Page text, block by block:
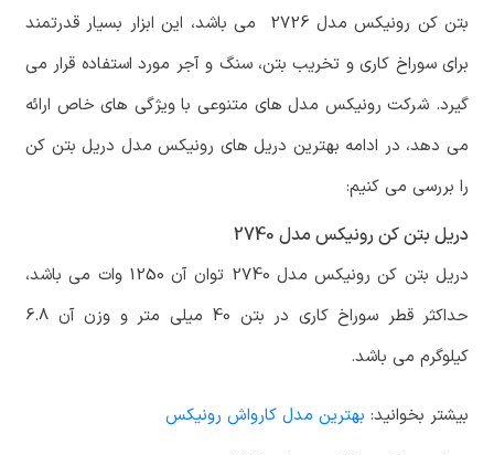
بتن کن رونیکس مدل 2726 می باشد، این ابزار بسیار قدرتمند
برای سوراخ کاری و تخریب بتن، سنگ و آجر مورد استفاده قرار می
گیرد. شرکت رونیکس مدل های متنوعی با ویژگی های خاص ارائه
می دهد، در ادامه بهترین دریل های رونیکس مدل دریل بتن کن
را بررسی می کنیم:
دریل بتن کن رونیکس مدل 2740
دریل بتن کن رونیکس مدل 2740 توان آن 1250 وات می باشد،
حداکثر قطر سوراخ کاری در بتن 40 میلی متر و وزن آن 6.8
کیلوگرم می باشد.
بیشتر بخوانید: بهترین مدل کارواش رونیکس